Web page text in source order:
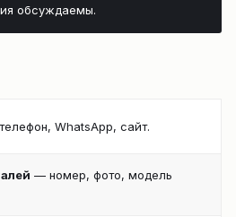
обсуждаемы.
WhatsApp, сайт.
— номер, фото, модель